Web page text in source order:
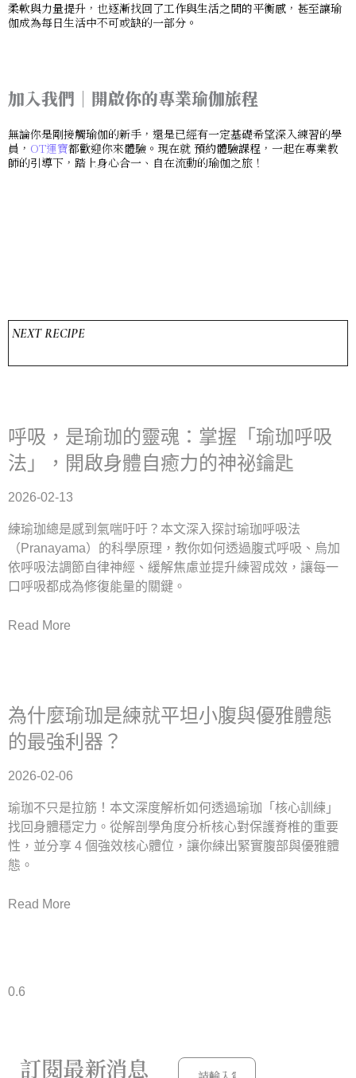
柔軟與力量提升 ，也逐漸找回了工作與生活之間的平衡感 ，甚至讓瑜
伽成為每日生活中不可或缺的一部分。
加入我們｜開啟你的專業瑜伽旅程
無論你是剛接觸瑜伽的新手，還是已經有一定基礎希望深入練習的學
員， OT運寶都歡迎你來體驗。現在就 預約體驗課程 ，一起在專業教
師的引導下，踏上身心合一、自在流動的瑜伽之旅！
NEXT RECIPE
呼吸，是瑜珈的靈魂：掌握「瑜珈呼吸
法」，開啟身體自癒力的神祕鑰匙
2026-02-13
練瑜珈總是感到氣喘吁吁？本文深入探討瑜珈呼吸法
（Pranayama）的科學原理，教你如何透過腹式呼吸、烏加
依呼吸法調節自律神經、緩解焦慮並提升練習成效，讓每一
口呼吸都成為修復能量的關鍵。
Read More
為什麼瑜珈是練就平坦小腹與優雅體態
的最強利器？
2026-02-06
瑜珈不只是拉筋！本文深度解析如何透過瑜珈「核心訓練」
找回身體穩定力。從解剖學角度分析核心對保護脊椎的重要
性，並分享 4 個強效核心體位，讓你練出緊實腹部與優雅體
態。
Read More
訂閱最新消息